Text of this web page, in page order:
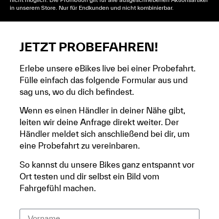
in unserem Store. Nur für Endkunden und nicht kombinierbar.
JETZT PROBEFAHREN!
Erlebe unsere eBikes live bei einer Probefahrt.
Fülle einfach das folgende Formular aus und
sag uns, wo du dich befindest.
Wenn es einen Händler in deiner Nähe gibt,
leiten wir deine Anfrage direkt weiter. Der
Händler meldet sich anschließend bei dir, um
eine Probefahrt zu vereinbaren.
So kannst du unsere Bikes ganz entspannt vor
Ort testen und dir selbst ein Bild vom
Fahrgefühl machen.